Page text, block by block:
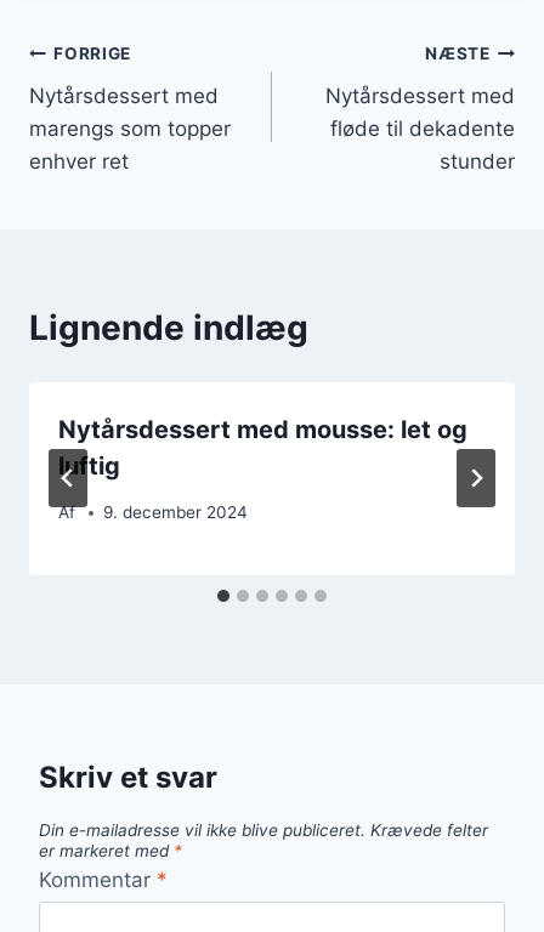
Indlægsnavigation
FORRIGE
Nytårsdessert med
marengs som topper
enhver ret
NÆSTE
Nytårsdessert med
fløde til dekadente
stunder
Lignende indlæg
Nytårsdessert med mousse: let og
luftig
Af 9. december 2024
Skriv et svar
Din e-mailadresse vil ikke blive publiceret. Krævede felter
er markeret med *
Kommentar *